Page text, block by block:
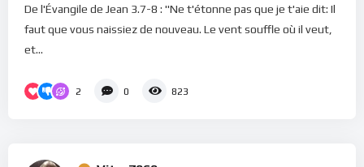
De l'Évangile de Jean 3.7-8 : "Ne t'étonne pas que je t'aie dit: Il
faut que vous naissiez de nouveau. Le vent souffle où il veut,
et...
2 0 823